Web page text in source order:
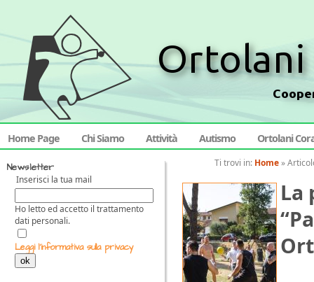
Home Page Chi Siamo Attività Autismo Ortolani
Ti trovi in: Home»
La
Newsletter
Inserisci la tua mail
Ho letto ed accetto il trattamento
dati personali.
Leggi l'informativa sulla privacy
ok